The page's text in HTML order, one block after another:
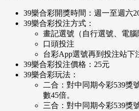
39樂合彩開獎時間：週一至週六
39樂合彩投注方式：
畫記選號（自行選號、電腦
口頭投注
台彩App選號再到投注站下
39樂合彩投注價格：25元
39樂合彩玩法：
二合：對中同期今彩539獎
數45倍。
三合：對中同期今彩539獎